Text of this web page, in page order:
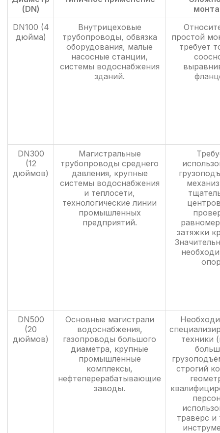
(DN)
DN100 (4
дюйма)
Внутрицеховые
трубопроводы, обвязка
оборудования, малые
насосные станции,
системы водоснабжения
зданий.
простой
требует
DN300
(12
дюймов)
Магистральные
трубопроводы среднего
давления, крупные
системы водоснабжения
и теплосети,
технологические линии
промышленных
предприятий.
затяжки
DN500
(20
дюймов)
Основные магистрали
водоснабжения,
газопроводы большого
диаметра, крупные
промышленные
комплексы,
нефтеперерабатывающие
заводы.
техники
строгий
траверс и